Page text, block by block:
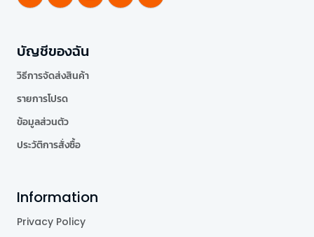
บัญชีของฉัน
วิธีการจัดส่งสินค้า
รายการโปรด
ข้อมูลส่วนตัว
ประวัติการสั่งซื้อ
Information
Privacy Policy